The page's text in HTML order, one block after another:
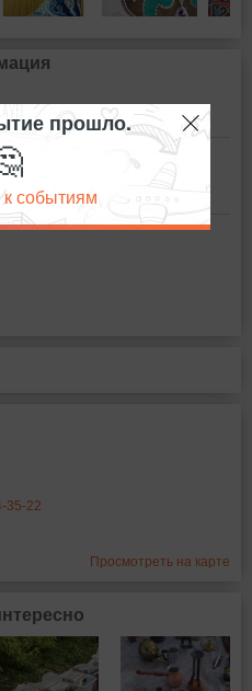
35-22
Просмотреть на карте
прошло.
событиям